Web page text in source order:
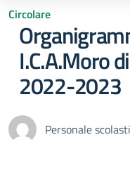
Circolare
I.C.A.Moro
2022-2023
Personale